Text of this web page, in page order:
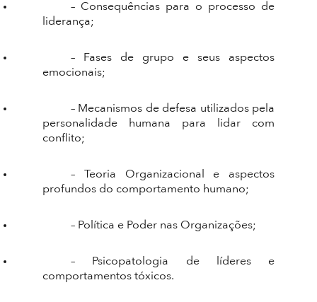
– Consequências para o processo de
liderança;
– Fases de grupo e seus aspectos
emocionais;
– Mecanismos de defesa utilizados pela
personalidade humana para lidar com
conflito;
– Teoria Organizacional e aspectos
profundos do comportamento humano;
– Política e Poder nas Organizações;
– Psicopatologia de líderes e
comportamentos tóxicos.